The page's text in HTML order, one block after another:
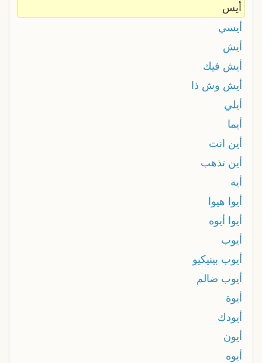
أيس
أيسي
أيش
أيش فيك
أيش وش ذا
أيلي
أيما
أين انت
أين تذهب
أيه
أيوا هيوا
أيوا أيوه
أيوب
أيوب بينيكيو
أيوب ضالم
أيوة
أيودك
أيون
أيوه